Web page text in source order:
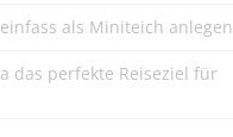
als Miniteich anlegen
das perfekte Reiseziel für